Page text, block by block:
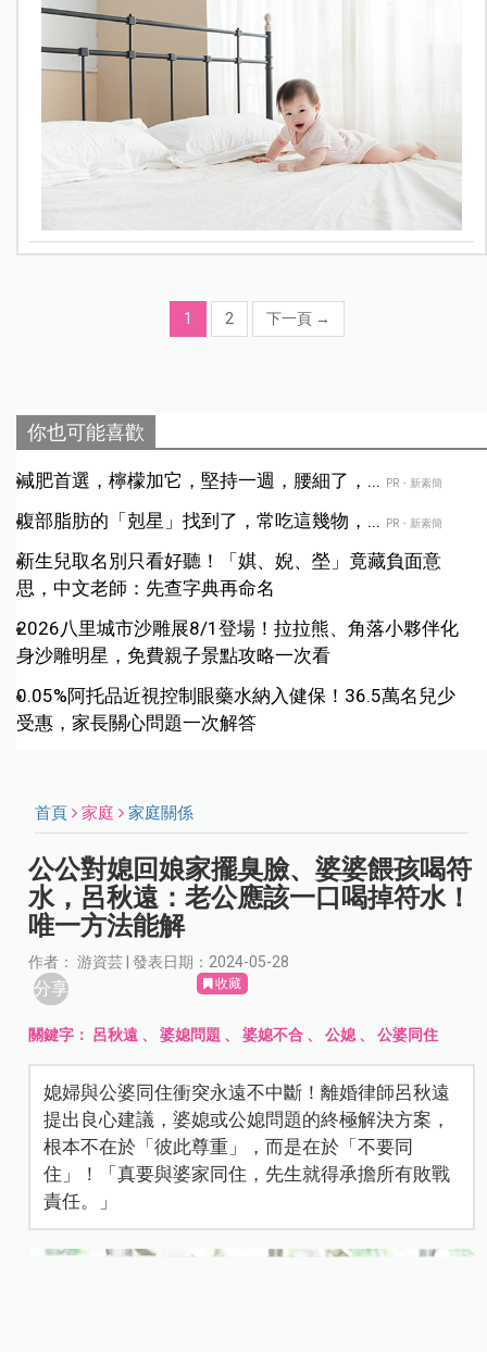
1 2 下一頁 →
你也可能喜歡
減肥首選，檸檬加它，堅持一週，腰細了，... PR・新素簡
腹部脂肪的「剋星」找到了，常吃這幾物，... PR・新素簡
新生兒取名別只看好聽！「娸、婗、塋」竟藏負面意
思，中文老師：先查字典再命名
2026八里城市沙雕展8/1登場！拉拉熊、角落小夥伴化
身沙雕明星，免費親子景點攻略一次看
0.05%阿托品近視控制眼藥水納入健保！36.5萬名兒少
受惠，家長關心問題一次解答
首頁 家庭 家庭關係
公公對媳回娘家擺臭臉、婆婆餵孩喝符
水，呂秋遠：老公應該一口喝掉符水！
唯一方法能解
作者： 游資芸 | 發表日期：2024-05-28
分享 收藏
關鍵字： 呂秋遠 、婆媳問題 、婆媳不合 、公媳 、公婆同住
媳婦與公婆同住衝突永遠不中斷！離婚律師呂秋遠
提出良心建議，婆媳或公媳問題的終極解決方案，
根本不在於「彼此尊重」，而是在於「不要同
住」！「真要與婆家同住，先生就得承擔所有敗戰
責任。」